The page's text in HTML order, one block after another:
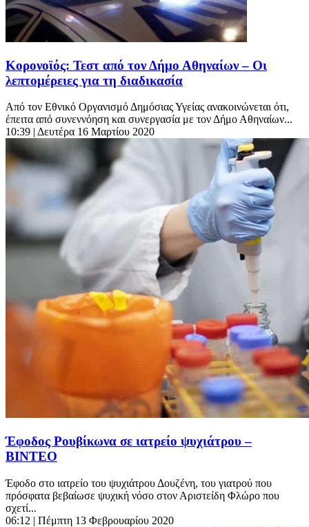
Κορονοϊός: Τεστ από τον Δήμο Αθηναίων – Οι
λεπτομέρειες για τη διαδικασία
Από τον Εθνικό Οργανισμό Δημόσιας Υγείας ανακοινώνεται ότι,
έπειτα από συνεννόηση και συνεργασία με τον Δήμο Αθηναίων...
10:39 | Δευτέρα 16 Μαρτίου 2020
Έφοδος Ρουβίκωνα σε ιατρείο ψυχιάτρου –
ΒΙΝΤΕΟ
Έφοδο στο ιατρείο του ψυχιάτρου Δουζένη, του γιατρού που
πρόσφατα βεβαίωσε ψυχική νόσο στον Αριστείδη Φλώρο που
σχετί...
06:12 | Πέμπτη 13 Φεβρουαρίου 2020